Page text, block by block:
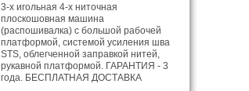
3-х игольная 4-х ниточная
плоскошовная машина
(распошивалка) с большой рабочей
платформой, системой усиления шва
STS, облегченной заправкой нитей,
рукавной платформой. ГАРАНТИЯ - 3
года. БЕСПЛАТНАЯ ДОСТАВКА